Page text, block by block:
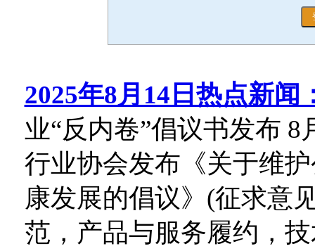
2025年8月14日热点新闻
业“反内卷”倡议书发布
行业协会发布《关于维
康发展的倡议》(征求意
范，产品与服务履约，